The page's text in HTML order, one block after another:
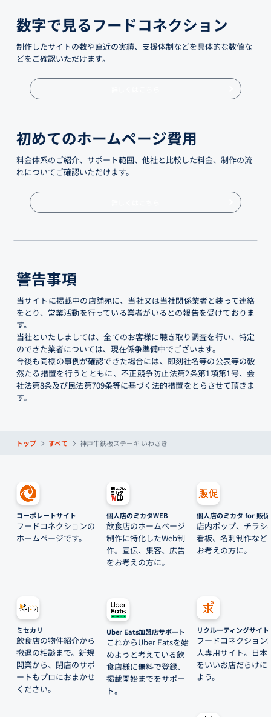
数字で見るフードコネクション
制作したサイトの数や直近の実績、支援体制などを具体的な数値な
どをご確認いただけます。
初めてのホームページ費用
料金体系のご紹介、サポート範囲、他社と比較した料金、制作の流
れについてご確認いただけます。
警告事項
当サイトに掲載中の店舗宛に、当社又は当社関係業者と装って連絡
をとり、営業活動を行っている業者がいるとの報告を受けておりま
す。
当社といたしましては、全てのお客様に聴き取り調査を行い、特定
のできた業者については、現在係争準備中でございます。
今後も同様の事例が確認できた場合には、即刻社名等の公表等の毅
然たる措置を行うとともに、不正競争防止法第2条第1項第1号、会
社法第8条及び民法第709条等に基づく法的措置をとらさせて頂きま
す。
トップ すべて 神戸牛鉄板ステーキ いわさき
コーポレートサイト
フードコネクションの
ホームページです。
ミセカリ
飲食店の物件紹介から
撤退の相談まで。新規
開業から、閉店のサポ
ートもプロにおまかせ
ください。
個人店のミカタWEB
飲食店のホームページ
制作に特化したWeb制
作。宣伝、集客、広告
をお考えの方に。
Uber Eats加盟店サポート
これからUber Eatsを始
めようと考えている飲
食店様に無料で登録、
掲載開始までをサポー
ト。
個人店のミカタ for 販促
店内ポップ、チラシ
看板、名刺制作など
お考えの方に。
リクルーティングサイト
フードコネクション
人専用サイト。日本
をいいお店だらけに
よう。